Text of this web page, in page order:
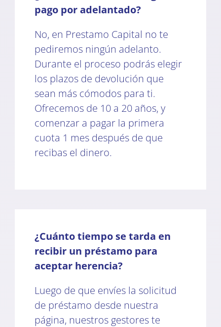
pago por adelantado?
No, en Prestamo Capital no te
pediremos ningún adelanto.
Durante el proceso podrás elegir
los plazos de devolución que
sean más cómodos para ti.
Ofrecemos de 10 a 20 años, y
comenzar a pagar la primera
cuota 1 mes después de que
recibas el dinero.
¿Cuánto tiempo se tarda en
recibir un préstamo para
aceptar herencia?
Luego de que envíes la solicitud
de préstamo desde nuestra
página, nuestros gestores te